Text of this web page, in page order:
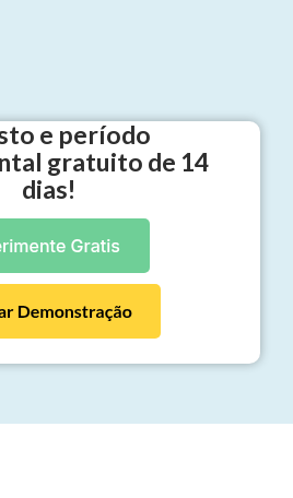
e período
gratuito de 14
dias!